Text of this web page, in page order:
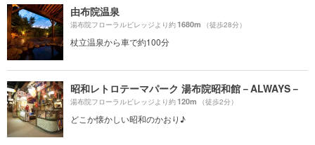
由布院温泉
湯布院フローラルビレッジより約1680m （徒歩28分）
杖立温泉から車で約100分
昭和レトロテーマパーク 湯布院昭和館－ALWAYS－
湯布院フローラルビレッジより約120m （徒歩2分）
どこか懐かしい昭和のかおり♪